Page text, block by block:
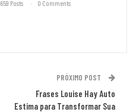
659 Posts 0 Comments
PRÓXIMO POST
Frases Louise Hay Auto
Estima para Transformar Sua